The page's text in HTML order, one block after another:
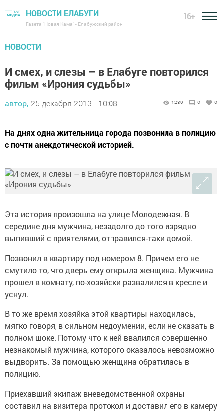
НОВОСТИ ЕЛАБУГИ
Газета "Новая Кама" - Елабужский район
16+
НОВОСТИ
И смех, и слезы – в Елабуге повторился
фильм «Ирония судьбы»
автор, 25 декабря 2013 - 10:08 1289 0 0
На днях одна жительница города позвонила в полицию
с почти анекдотической историей.
Эта история произошла на улице Молодежная. В
середине дня мужчина, незадолго до того изрядно
выпивший с приятелями, отправился-таки домой.
Позвонил в квартиру под номером 8. Причем его не
смутило то, что дверь ему открыла женщина. Мужчина
прошел в комнату, по-хозяйски развалился в кресле и
уснул.
В то же время хозяйка этой квартиры находилась,
мягко говоря, в сильном недоумении, если не сказать в
полном шоке. Потому что к ней ввалился совершенно
незнакомый мужчина, которого оказалось невозможно
выдворить. За помощью женщина обратилась в
полицию.
Приехавший экипаж вневедомственной охраны
составил на визитера протокол и доставил его в камеру